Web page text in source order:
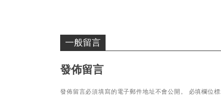
一般留言
發佈留言
發佈留言必須填寫的電子郵件地址不會公開。 必填欄位